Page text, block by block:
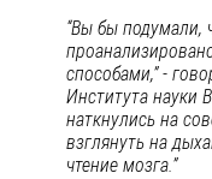
“Вы бы подумали,
способами,” -
Института науки
наткнулись на
взглянуть на
чтение мозга.”